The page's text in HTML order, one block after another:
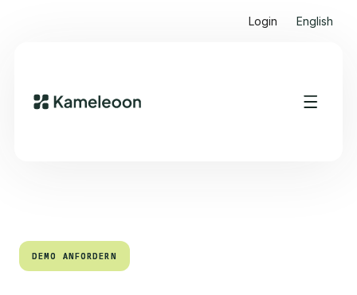
Login English
Quick Links
DEMO ANFORDERN
DEMO ANFORDERN